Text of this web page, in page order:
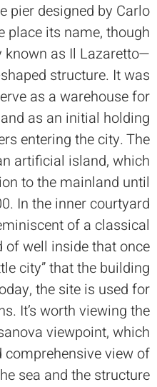
pier designed by Carlo
its name, though
as Il Lazaretto—
structure. It was
as a warehouse for
as an initial holding
entering the city. The
artificial island, which
to the mainland until
In the inner courtyard
of a classical
of well inside that once
city” that the building
the site is used for
It’s worth viewing the
viewpoint, which
view of
sea and the structure.